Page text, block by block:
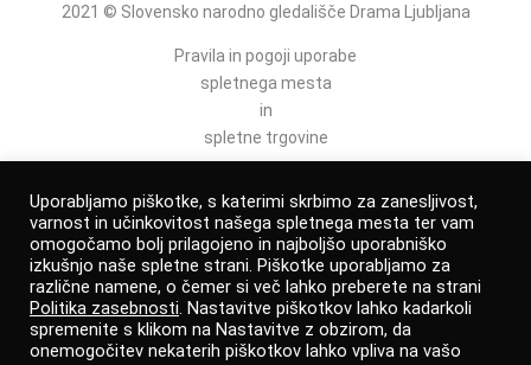
2021 © Slovensko narodno gledališče Drama Ljubljana
Pravila in pogoji uporabe
spletnega mesta
in
spletne trgovine
Politika varovanja osebnih podatkov
Izjava o dostopnosti
Prijava po zakonu o zaščiti prijaviteljev
Uporabljamo piškotke, s katerimi skrbimo za zanesljivost,
varnost in učinkovitost našega spletnega mesta ter vam
omogočamo bolj prilagojeno in najboljšo uporabniško
izkušnjo naše spletne strani. Piškotke uporabljamo za
različne namene, o čemer si več lahko preberete na strani
Politika zasebnosti. Nastavitve piškotkov lahko kadarkoli
spremenite s klikom na Nastavitve z obzirom, da
onemogočitev nekaterih piškotkov lahko vpliva na vašo